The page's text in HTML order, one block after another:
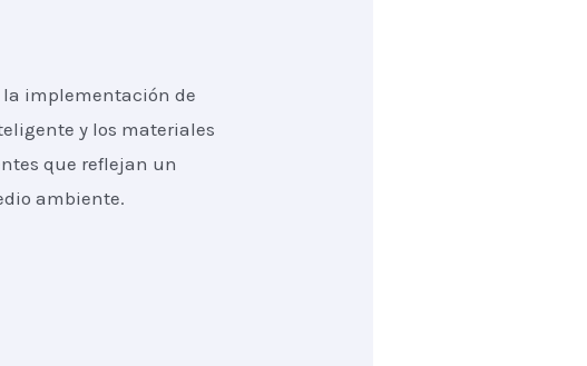
implementación de
y los materiales
que reflejan un
ambiente.